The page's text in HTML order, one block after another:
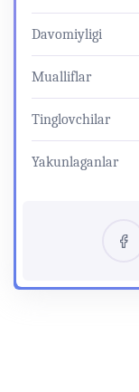
Davomiyligi
Mualliflar
Tinglovchilar
Yakunlaganlar